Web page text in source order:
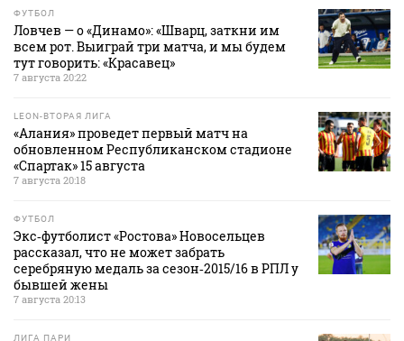
ФУТБОЛ
Ловчев — о «Динамо»: «Шварц, заткни им
всем рот. Выиграй три матча, и мы будем
тут говорить: «Красавец»
7 августа 20:22
LEON-ВТОРАЯ ЛИГА
«Алания» проведет первый матч на
обновленном Республиканском стадионе
«Спартак» 15 августа
7 августа 20:18
ФУТБОЛ
Экс‑футболист «Ростова» Новосельцев
рассказал, что не может забрать
серебряную медаль за сезон‑2015/16 в РПЛ у
бывшей жены
7 августа 20:13
ЛИГА ПАРИ